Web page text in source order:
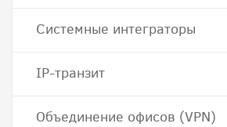
Системные интеграторы
IP-транзит
Объединение офисов (VPN)